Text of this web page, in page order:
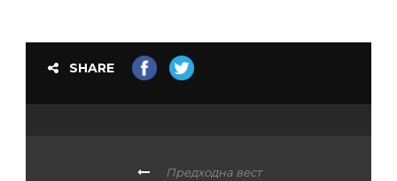
SHARE
Предходна вест